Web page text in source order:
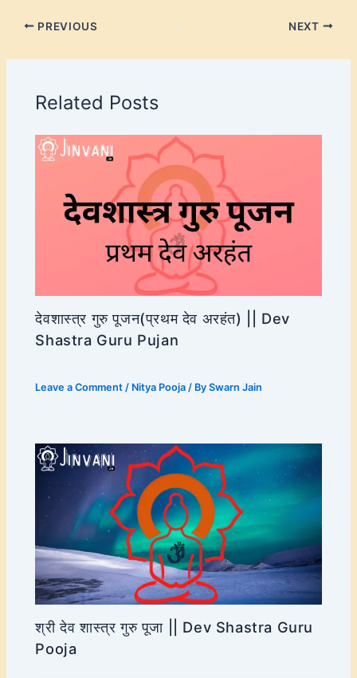
PREVIOUS NEXT
Related Posts
देवशास्त्र गुरु पूजन(प्रथम देव अरहंत) || Dev
Shastra Guru Pujan
Leave a Comment / Nitya Pooja / BySwarn Jain
श्री देव शास्त्र गुरु पूजा || Dev Shastra Guru
Pooja